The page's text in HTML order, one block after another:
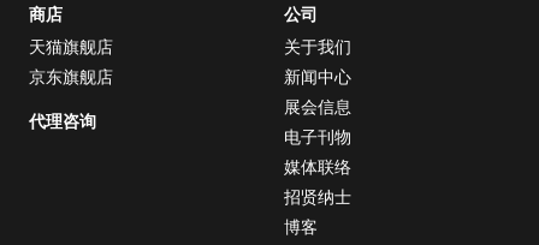
商店
天猫旗舰店
京东旗舰店
代理咨询
公司
关于我们
新闻中心
展会信息
电子刊物
媒体联络
招贤纳士
博客